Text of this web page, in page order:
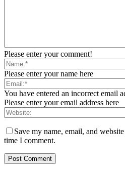
Please enter your comment!
Please enter your name here
You have entered an incorrect email
Please enter your email address here
Save my name, email, and
time I comment.